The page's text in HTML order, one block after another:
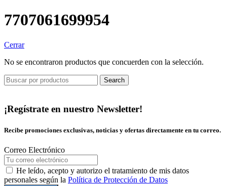
7707061699954
Cerrar
No se encontraron productos que concuerden con la selección.
Search
¡Regístrate en nuestro Newsletter!
Recibe promociones exclusivas, noticias y ofertas directamente en tu correo.
Correo Electrónico
He leído, acepto y autorizo el tratamiento de mis datos
personales según la Política de Protección de Datos